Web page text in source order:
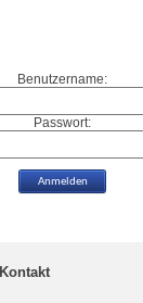
Benutzername:
Passwort:
Kontakt